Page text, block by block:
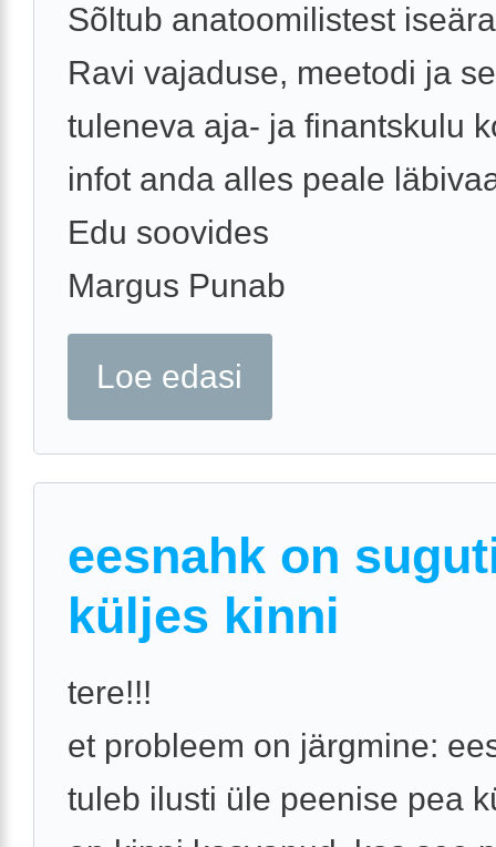
Sõltub anatoomilistest
Ravi vajaduse, meetodi ja
tuleneva aja- ja finantskulu
infot anda alles peale
Edu soovides
Margus Punab
Loe edasi
eesnahk on
küljes kinni
tere!!!
et probleem on järgmine:
tuleb ilusti üle peenise pea